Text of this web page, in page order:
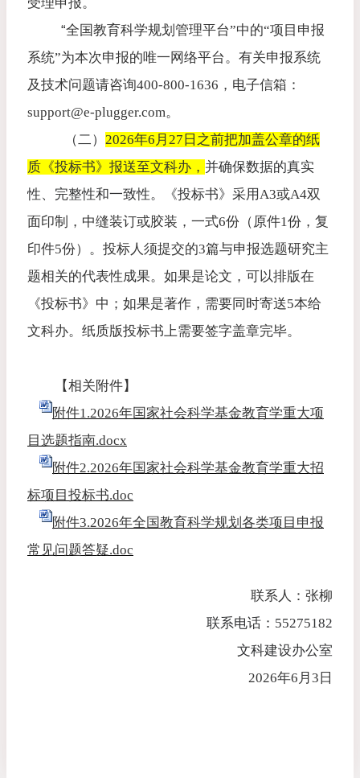
“全国教育科学规划管理平台”中的“项目申报
系统”为本次申报的唯一网络平台。有关申报系统
及技术问题请咨询400-800-1636 ，电子信箱：
support@e-plugger.com。
（二）2026年6 月27 日之前把加盖公章的纸
质《投标书》报送至文科办， 并确保数据的真实
性、完整性和一致性。《投标书》采用A3或A4双
面印制，中缝装订或胶装，一式6份（原件1份，复
印件5份）。投标人须提交的3篇与申报选题研究主
题相关的代表性成果。如果是论文，可以排版在
《投标书》中；如果是著作，需要同时寄送5本给
文科办。纸质版投标书上需要签字盖章完毕。
【相关附件】
附件1.2026年国家社会科学基金教育学重大项
目选题指南.docx
附件2.2026年国家社会科学基金教育学重大招
标项目投标书.doc
附件3.2026年全国教育科学规划各类项目申报
常见问题答疑.doc
联系人：张柳
联系电话： 55275182
文科建设办公室
2026年6 月 3 日